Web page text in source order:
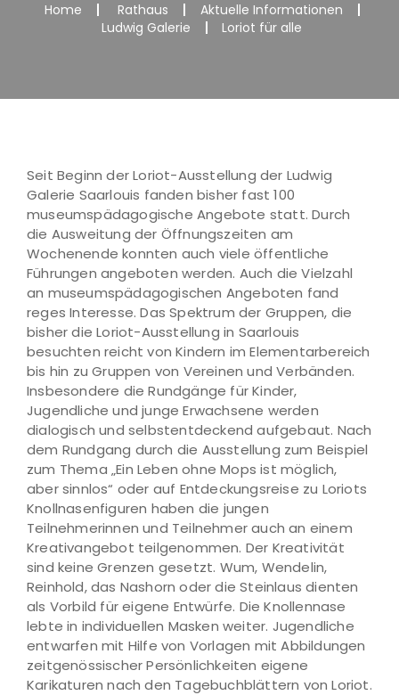
Home Rathaus
Aktuelle Informationen
Ludwig Galerie
Loriot für alle
Seit Beginn der Loriot-Ausstellung der Ludwig
Galerie Saarlouis fanden bisher fast 100
museumspädagogische Angebote statt. Durch
die Ausweitung der Öffnungszeiten am
Wochenende konnten auch viele öffentliche
Führungen angeboten werden. Auch die Vielzahl
an museumspädagogischen Angeboten fand
reges Interesse. Das Spektrum der Gruppen, die
bisher die Loriot-Ausstellung in Saarlouis
besuchten reicht von Kindern im Elementarbereich
bis hin zu Gruppen von Vereinen und Verbänden.
Insbesondere die Rundgänge für Kinder,
Jugendliche und junge Erwachsene werden
dialogisch und selbstentdeckend aufgebaut. Nach
dem Rundgang durch die Ausstellung zum Beispiel
zum Thema „Ein Leben ohne Mops ist möglich,
aber sinnlos“ oder auf Entdeckungsreise zu Loriots
Knollnasenfiguren haben die jungen
Teilnehmerinnen und Teilnehmer auch an einem
Kreativangebot teilgenommen. Der Kreativität
sind keine Grenzen gesetzt. Wum, Wendelin,
Reinhold, das Nashorn oder die Steinlaus dienten
als Vorbild für eigene Entwürfe. Die Knollennase
lebte in individuellen Masken weiter. Jugendliche
entwarfen mit Hilfe von Vorlagen mit Abbildungen
zeitgenössischer Persönlichkeiten eigene
Karikaturen nach den Tagebuchblättern von Loriot.